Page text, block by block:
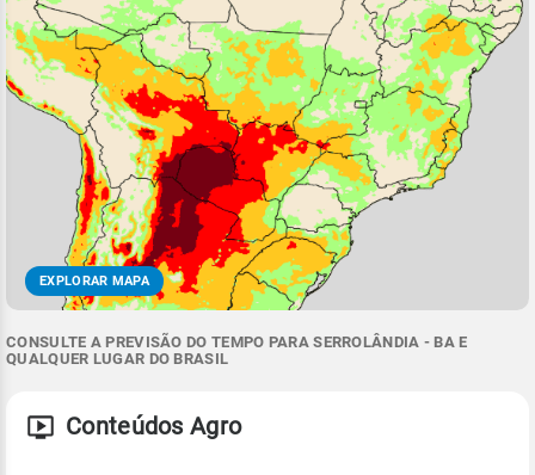
EXPLORAR MAPA
CONSULTE A PREVISÃO DO TEMPO PARA SERROLÂNDIA - BA E
QUALQUER LUGAR DO BRASIL
Conteúdos Agro